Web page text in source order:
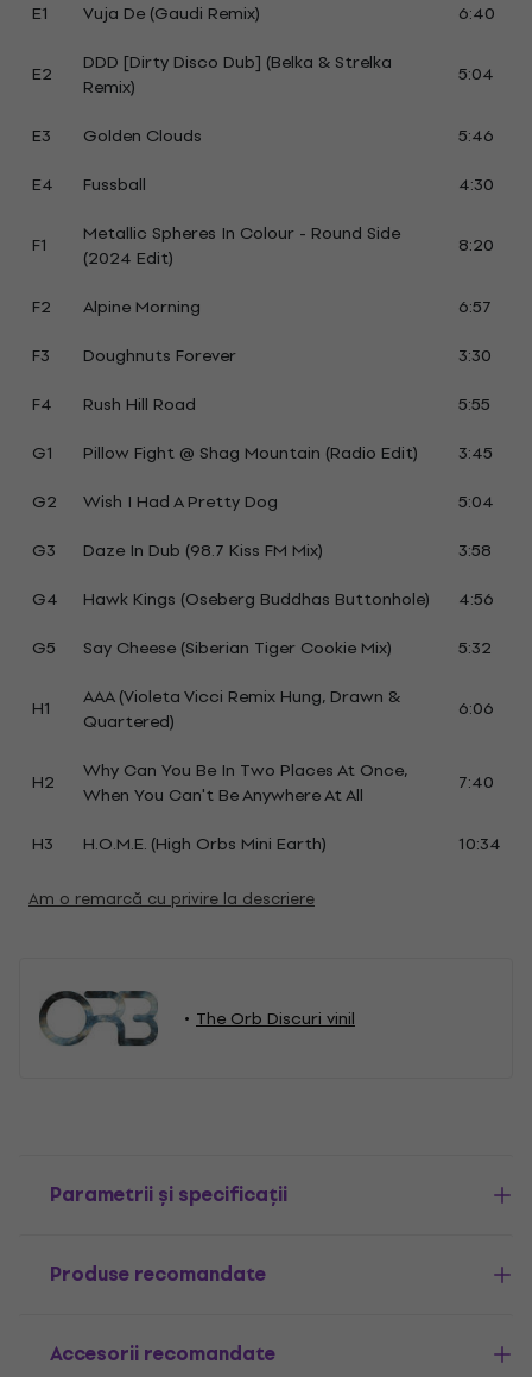
E1 Vuja De (Gaudi Remix) 6:40
E2
DDD [Dirty Disco Dub] (Belka & Strelka
Remix)
5:04
E3 Golden Clouds
5:46
E4
Fussball 4:30
F1
Metallic Spheres In Colour - Round Side
(2024 Edit)
8:20
F2 Alpine Morning
6:57
F3
Doughnuts Forever
3:30
F4
Rush Hill Road
5:55
G1
Pillow Fight @ Shag Mountain (Radio Edit)
3:45
G2
Wish I Had A Pretty Dog
5:04
G3
Daze In Dub (98.7 Kiss FM Mix)
3:58
G4
Hawk Kings (Oseberg Buddhas Buttonhole)
4:56
G5
Say Cheese (Siberian Tiger Cookie Mix) 5:32
H1
AAA (Violeta Vicci Remix Hung, Drawn &
Quartered)
6:06
H2
Why Can You Be In Two Places At Once,
When You Can't Be Anywhere At All
7:40
H3 H.O.M.E. (High Orbs Mini Earth) 10:34
Am o remarcă cu privire la descriere
The Orb Discuri vinil
Parametrii și specificații
Produse recomandate
Accesorii recomandate